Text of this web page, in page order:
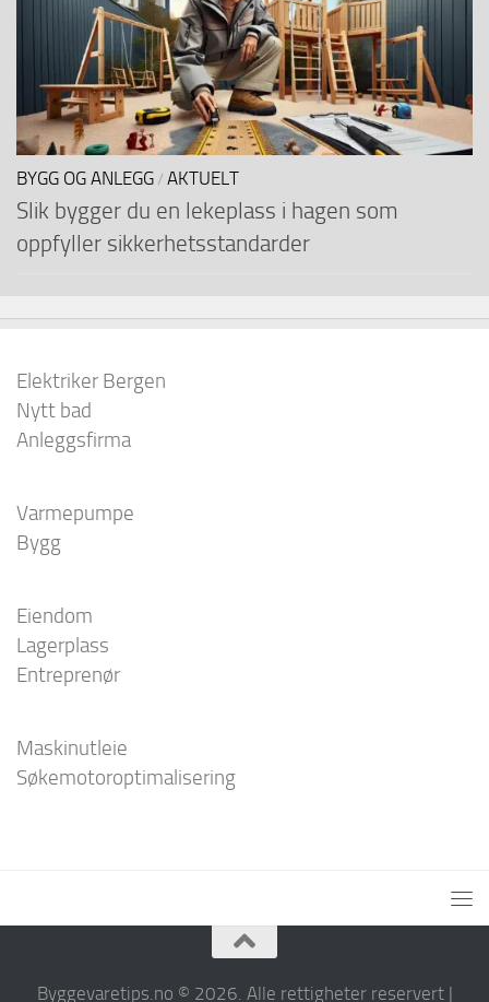
BYGG OG ANLEGG / AKTUELT
Slik bygger du en lekeplass i hagen som
oppfyller sikkerhetsstandarder
Elektriker Bergen
Nytt bad
Anleggsfirma
Varmepumpe
Bygg
Eiendom
Lagerplass
Entreprenør
Maskinutleie
Søkemotoroptimalisering
Byggevaretips.no © 2026. Alle rettigheter reservert |